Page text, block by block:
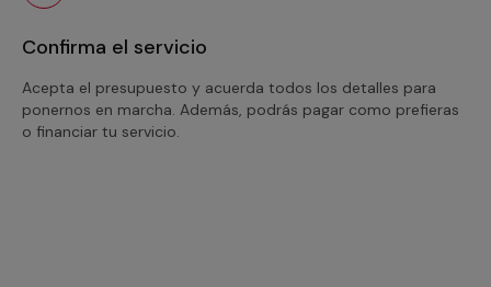
Confirma el servicio
Acepta el presupuesto y acuerda todos los detalles para
ponernos en marcha. Además, podrás pagar como prefieras
o financiar tu servicio.